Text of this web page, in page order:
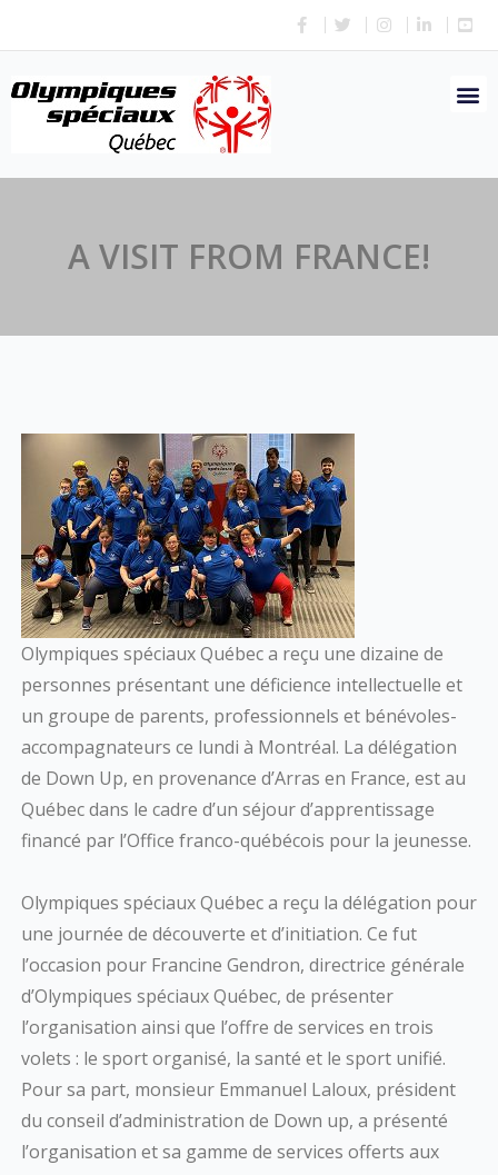
A VISIT FROM FRANCE!
Olympiques spéciaux Québec a reçu une dizaine de
personnes présentant une déficience intellectuelle et
un groupe de parents, professionnels et bénévoles-
accompagnateurs ce lundi à Montréal. La délégation
de Down Up, en provenance d’Arras en France, est au
Québec dans le cadre d’un séjour d’apprentissage
financé par l’Office franco-québécois pour la jeunesse.
Olympiques spéciaux Québec a reçu la délégation pour
une journée de découverte et d’initiation. Ce fut
l’occasion pour Francine Gendron, directrice générale
d’Olympiques spéciaux Québec, de présenter
l’organisation ainsi que l’offre de services en trois
volets : le sport organisé, la santé et le sport unifié.
Pour sa part, monsieur Emmanuel Laloux, président
du conseil d’administration de Down up, a présenté
l’organisation et sa gamme de services offerts aux